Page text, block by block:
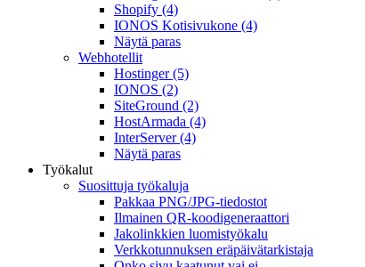
Shopify (4)
IONOS Kotisivukone (4)
Näytä paras
Webhotellit
Hostinger(5)
IONOS (2)
SiteGround (2)
HostArmada (4)
InterServer(4)
Näytä paras
Työkalut
Suosittuja työkaluja
Pakkaa PNG/JPG-tiedostot
Ilmainen QR-koodigeneraattori
Jakolinkkien luomistyökalu
Verkkotunnuksen eräpäivätarkistaja